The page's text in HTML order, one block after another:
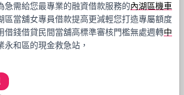
急需給您最專業的融資借款服務的內湖區機車
區當舖女專員借款提高更減輕您打造專屬額度
借錢借貸民間當舖高標準審核門檻無處週轉中
永和區的現金救急站，